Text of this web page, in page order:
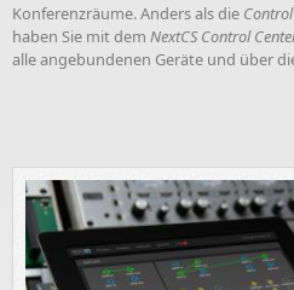
Konferenzräume. Anders als die
haben Sie mit dem NextCS Control
alle angebundenen Geräte und über